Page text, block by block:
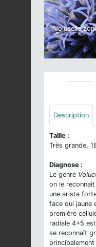
Volucelle
Description
Taille :
Très grande,
Diagnose :
Le genre
on le
une arista
face qui jaune
première
radiale 4+5
se reconnaît